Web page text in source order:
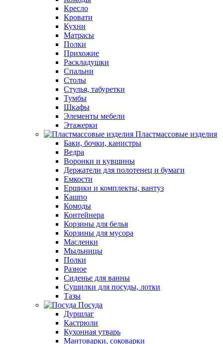
Кресло
Кровати
Кухни
Матрасы
Полки
Прихожие
Раскладушки
Спальни
Столы
Стулья, табуретки
Тумбы
Шкафы
Элементы мебели
Этажерки
Пластмассовые изделия
Баки, бочки, канистры
Ведра
Воронки и кувшины
Держатели для полотенец и бумаги
Емкости
Ершики и комплекты, вантуз
Кашпо
Комоды
Контейнера
Корзины для белья
Корзины для мусора
Масленки
Мыльницы
Полки
Разное
Сиденье для ванны
Сушилки для посуды, лотки
Тазы
Посуда
Дуршлаг
Кастрюли
Кухонная утварь
Мантоварки, соковарки